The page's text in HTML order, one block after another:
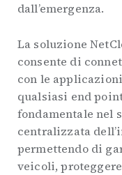
dall’emergenza.
La soluzione
consente di
con le
qualsiasi end
fondamentale nel
centralizzata
permettendo di
veicoli,